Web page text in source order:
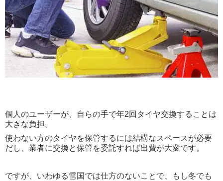
個人のユーザーが、自らの手で年2回タイヤ交換することは
大きな負担。
使わない方のタイヤを保管するには結構なスペースが必要
だし、業者に交換と保管を委託すれば出費が大変です。
ですが、いわゆる雪国では仕方のないことで、もし冬でも